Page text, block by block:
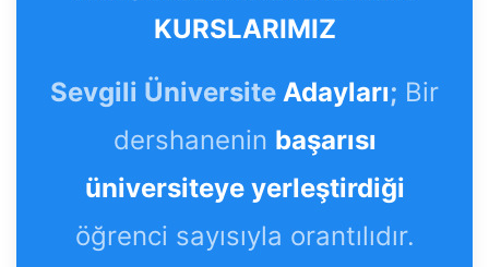
KURSLARIMIZ
Sevgili Üniversite Adayları; Bir
dershanenin başarısı
üniversiteye yerleştirdiği
öğrenci sayısıyla orantılıdır.